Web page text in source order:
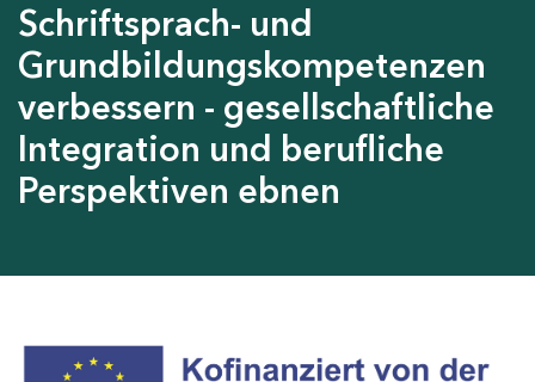
Schriftsprach- und
Grundbildungskompetenzen
verbessern - gesellschaftliche
Integration und berufliche
Perspektiven ebnen